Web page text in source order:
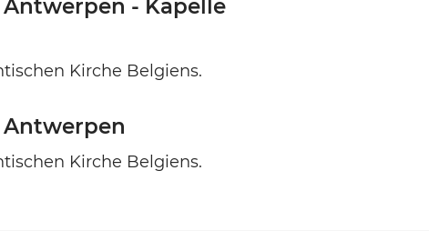
- Kapelle
Kirche Belgiens.
Antwerpen
Kirche Belgiens.